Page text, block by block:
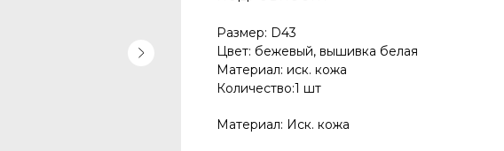
Размер: D43
Цвет: бежевый, вышивка белая
Материал: иск. кожа
Количество:1 шт
Материал: Иск. кожа